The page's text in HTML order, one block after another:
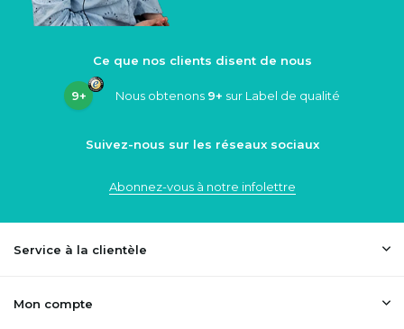
Ce que nos clients disent de nous
9+ Nous obtenons 9+ sur Label de qualité
Suivez-nous sur les réseaux sociaux
Abonnez-vous à notre infolettre
Service à la clientèle
Mon compte